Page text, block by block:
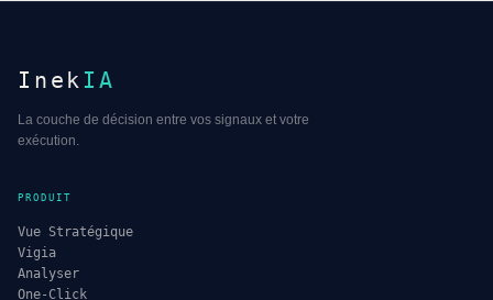
Inek IA
La couche de décision entre vos signaux et votre
exécution.
PRODUIT
Vue Stratégique
Vigia
Analyser
One-Click